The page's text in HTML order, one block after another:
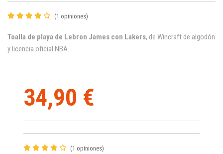
(1 opiniones)
Toalla de playa de Lebron James con Lakers, de Wincraft de algodón
y licencia oficial NBA.
34,90 €
(1 opiniones)